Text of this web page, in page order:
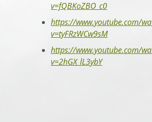
v=fQBKoZBO_c0
https://www.youtube.com/
v=tyFRzWCw9sM
https://www.youtube.com/
v=2hGX_lL3ybY